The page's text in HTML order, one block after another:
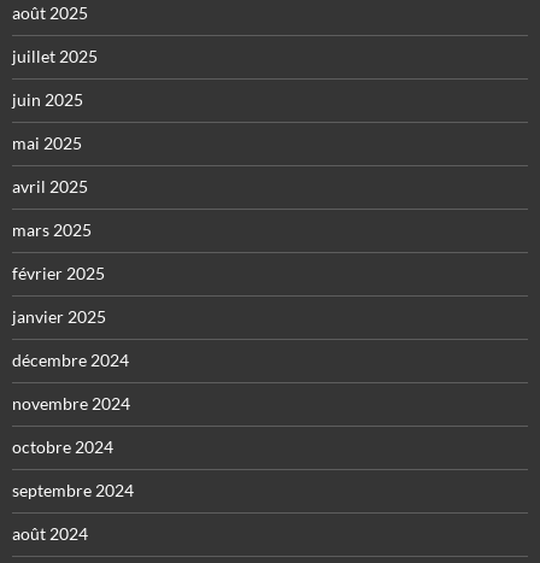
août 2025
juillet 2025
juin 2025
mai 2025
avril 2025
mars 2025
février 2025
janvier 2025
décembre 2024
novembre 2024
octobre 2024
septembre 2024
août 2024